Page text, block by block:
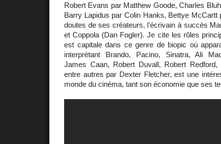
Robert Evans par Matthew Goode, Charles
Barry Lapidus par Colin Hanks, Bettye McCartt
doutes de ses créateurs, l'écrivain à succès
et Coppola (Dan Fogler). Je cite les rôles
est capitale dans ce genre de biopic où
interprétant Brando, Pacino, Sinatra, Ali
James Caan, Robert Duvall, Robert
entre autres par Dexter Fletcher, est une
monde du cinéma, tant son économie que ses